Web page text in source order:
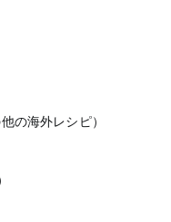
の海外レシピ）